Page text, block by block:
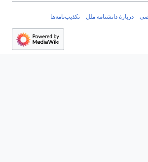
دربارهٔ دانشنامه ملل تکذیب‌نامه‌ها